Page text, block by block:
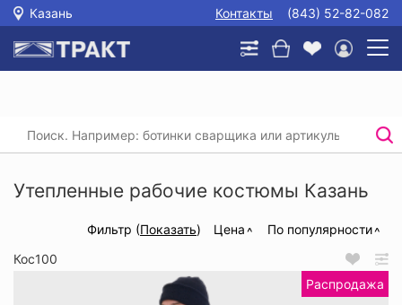
Казань Контакты (843) 52-82-082
Главная / /
Утепленные рабочие костюмы
Утепленные рабочие костюмы Казань
Фильтр (Показать) Цена
По популярности
Кос100
Распродажа